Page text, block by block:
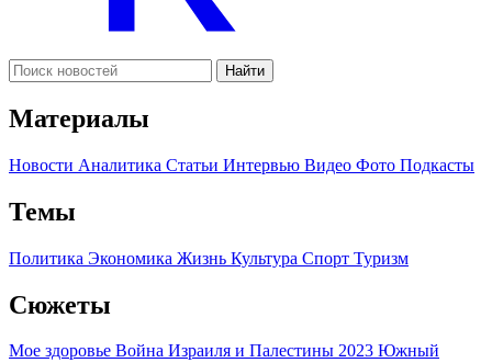
Найти
Материалы
Новости Аналитика Статьи Интервью Видео Фото Подкасты
Темы
Политика Экономика Жизнь Культура Спорт Туризм
Сюжеты
Мое здоровье Война Израиля и Палестины 2023 Южный